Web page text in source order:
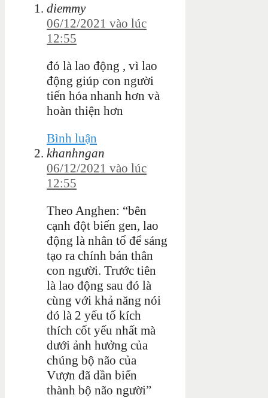
diemmy
06/12/2021 vào lúc
12:55
đó là lao động , vì lao
động giúp con người
tiến hóa nhanh hơn và
hoàn thiện hơn
Bình luận
khanhngan
06/12/2021 vào lúc
12:55
Theo Anghen: “bên
cạnh đột biến gen, lao
động là nhân tố để sáng
tạo ra chính bản thân
con người. Trước tiên
là lao động sau đó là
cùng với khả năng nói
đó là 2 yếu tố kích
thích cốt yếu nhất mà
dưới ảnh hưởng của
chúng bộ não của
Vượn đã dần biến
thành bộ não người”